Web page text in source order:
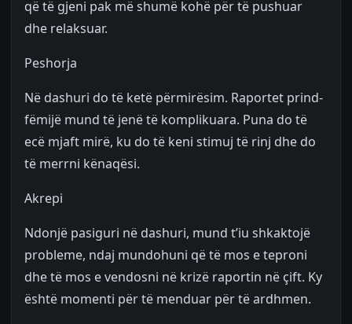
që të gjeni pak më shumë kohë për të pushuar
dhe relaksuar.
Peshorja
Në dashuri do të ketë përmirësim. Raportet prind-
fëmijë mund të jenë të komplikuara. Puna do të
ecë mjaft mirë, ku do të keni stimuj të rinj dhe do
të merrni kënaqësi.
Akrepi
Ndonjë pasiguri në dashuri, mund t’iu shkaktojë
probleme, ndaj mundohuni që të mos e teproni
dhe të mos e vendosni në krizë raportin në çift. Ky
është momenti për të menduar për të ardhmen.